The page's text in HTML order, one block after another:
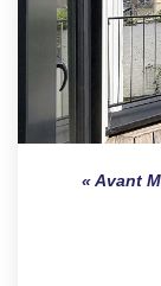
Avant